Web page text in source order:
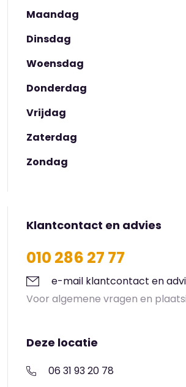
Maandag
Dinsdag
Woensdag
Donderdag
Vrijdag
Zaterdag
Zondag
Klantcontact en advies
010 286 27 77
e-mail klantcontact en
Voor algemene vragen en
Deze locatie
06 31 93 20 78